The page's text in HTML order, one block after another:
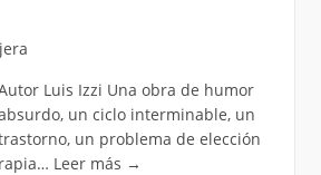
Luis Izzi Una obra de humor
un ciclo interminable, un
un problema de elección
Leer más →